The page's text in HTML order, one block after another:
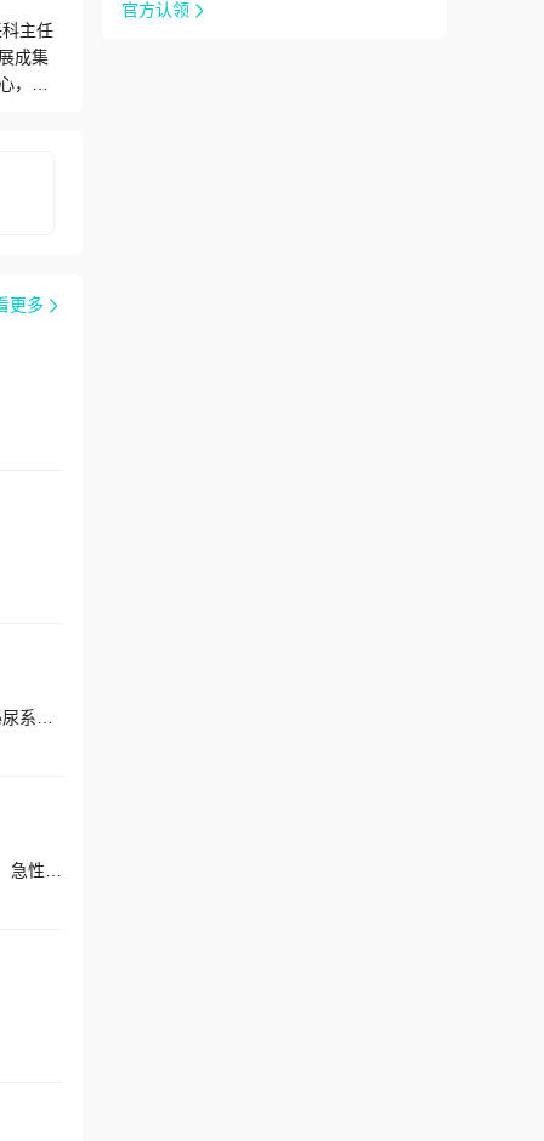
主任
成集
，实
析中
于总
风湿
了一
篇，
制内
肾脏
更多
官方认领